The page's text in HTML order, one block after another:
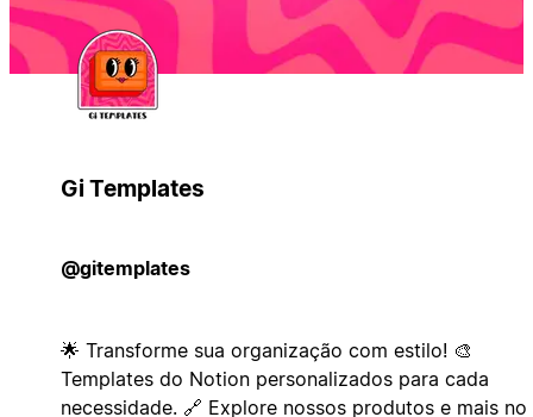
Gi Templates
@gitemplates
🌟 Transforme sua organização com estilo! 🎨
Templates do Notion personalizados para cada
necessidade. 🔗 Explore nossos produtos e mais no